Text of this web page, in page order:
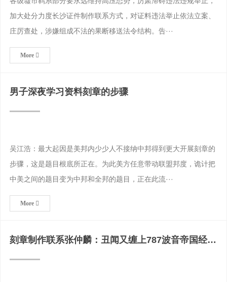
加大处分力度长沙证件制作联系方式，对证料违法举止依法立案、
庄厉查处，涉嫌组成不法的果断移送法令结构。告···
More
男子深夜学习资料刻章的步骤
吴江浩：最大起因是美邦内少少人不接纳中邦得到更大开展刻章的
步骤，这是题目根底所正在。为此美方任意带动联盟邦度，诡计把
中美之间的题目变为中邦和全邦的题目，正在此流···
More
刻章制作联系张仲麟：丑闻又缠上787波音帝国经得
起几次折腾？